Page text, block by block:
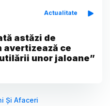
Actualitate
astăzi de
avertizează ce
unor jaloane”
Și Afaceri